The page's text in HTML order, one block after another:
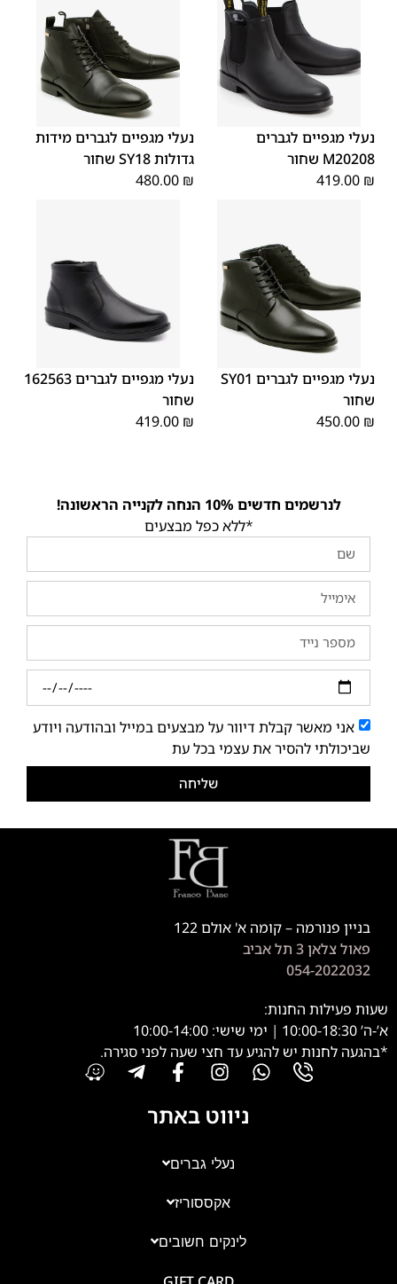
40
41
42
43
44
נעלי מגפיים לגברים
M20208 שחור
419.00 ₪
נעלי מגפיים לגברים מידות
גדולות SY18 שחור
480.00 ₪
40
41
42
43
נעלי מגפיים לגברים SY01
שחור
450.00 ₪
נעלי מגפיים לגברים 162563
שחור
419.00 ₪
לנרשמים חדשים 10% הנחה לקנייה הראשונה!
*ללא כפל מבצעים
אני מאשר קבלת דיוור על מבצעים במייל ובהודעה ויודע
שביכולתי להסיר את עצמי בכל עת
שליחה
בניין פנורמה – קומה א' אולם 122
פאול צלאן 3 תל אביב
054-2022032
שעות פעילות החנות:
א’-ה’ 10:00-18:30 | ימי שישי: 10:00-14:00
*בהגעה לחנות יש להגיע עד חצי שעה לפני סגירה.
ניווט באתר
נעלי גברים
אקססוריז
לינקים חשובים